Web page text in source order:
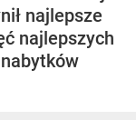
najlepsze
najlepszych